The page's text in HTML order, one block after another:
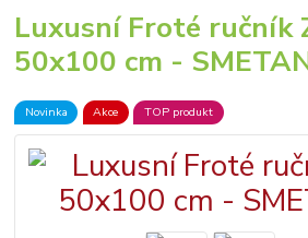
Luxusní Froté ručník
50x100 cm -
Novinka Akce TOP produkt